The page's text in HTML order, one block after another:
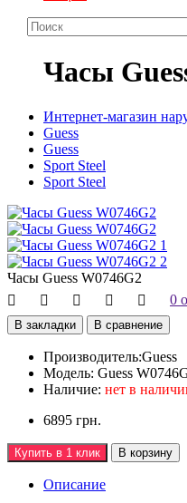
Часы
Интернет-магазин
Guess
Guess
Sport Steel
Sport Steel
Часы Guess W0746G2
0
В закладки В сравнение
Производитель:Guess
Модель: Guess
Наличие: нет в
6895 грн.
Купить в 1 клик В корзину
Описание